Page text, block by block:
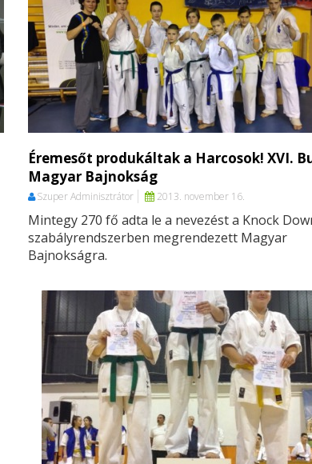
Éremesőt produkáltak a Harcosok! XVI.
Magyar Bajnokság
Szuper Adminisztrátor 2013. november 16.
Mintegy 270 fő adta le a nevezést a Knock
szabályrendszerben megrendezett Magyar
Bajnokságra.